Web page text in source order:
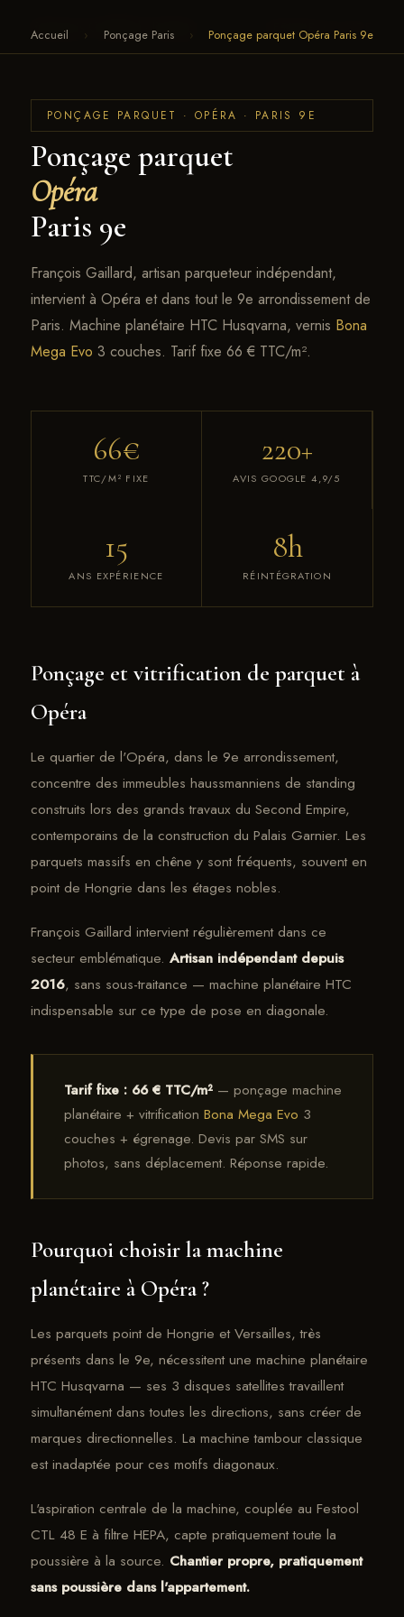
François Gaillard · Parquet ← RETOUR AU SITE
Accueil › Ponçage Paris › Ponçage parquet Opéra Paris 9e
PONÇAGE PARQUET · OPÉRA · PARIS 9E
Ponçage parquet
Opéra
Paris 9e
François Gaillard, artisan parqueteur indépendant,
intervient à Opéra et dans tout le 9e arrondissement de
Paris. Machine planétaire HTC Husqvarna, vernis Bona
Mega Evo 3 couches. Tarif fixe 66 € TTC/m².
66€
TTC/M² FIXE
220+
AVIS GOOGLE 4,9/5
15
ANS EXPÉRIENCE
8h
RÉINTÉGRATION
Ponçage et vitrification de parquet à
Opéra
Le quartier de l'Opéra, dans le 9e arrondissement,
concentre des immeubles haussmanniens de standing
construits lors des grands travaux du Second Empire,
contemporains de la construction du Palais Garnier. Les
parquets massifs en chêne y sont fréquents, souvent en
point de Hongrie dans les étages nobles.
François Gaillard intervient régulièrement dans ce
secteur emblématique. Artisan indépendant depuis
2016, sans sous-traitance — machine planétaire HTC
indispensable sur ce type de pose en diagonale.
Tarif fixe : 66 € TTC/m² — ponçage machine
planétaire + vitrification Bona Mega Evo 3
couches + égrenage. Devis par SMS sur
photos, sans déplacement. Réponse rapide.
Pourquoi choisir la machine
planétaire à Opéra ?
Les parquets point de Hongrie et Versailles, très
présents dans le 9e, nécessitent une machine planétaire
HTC Husqvarna — ses 3 disques satellites travaillent
simultanément dans toutes les directions, sans créer de
marques directionnelles. La machine tambour classique
est inadaptée pour ces motifs diagonaux.
L'aspiration centrale de la machine, couplée au Festool
CTL 48 E à filtre HEPA, capte pratiquement toute la
poussière à la source. Chantier propre, pratiquement
sans poussière dans l'appartement.